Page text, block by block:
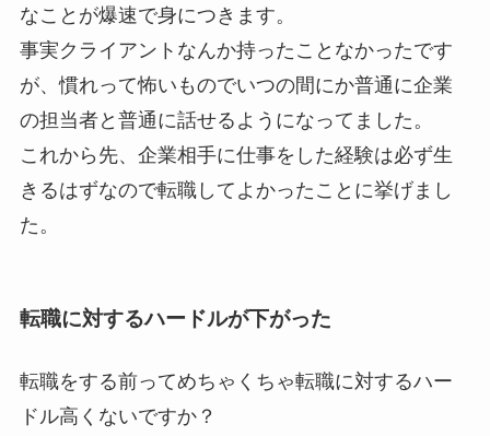
なことが爆速で身につきます。
事実クライアントなんか持ったことなかったです
が、慣れって怖いものでいつの間にか普通に企業
の担当者と普通に話せるようになってました。
これから先、企業相手に仕事をした経験は必ず生
きるはずなので転職してよかったことに挙げまし
た。
転職に対するハードルが下がった
転職をする前ってめちゃくちゃ転職に対するハー
ドル高くないですか？